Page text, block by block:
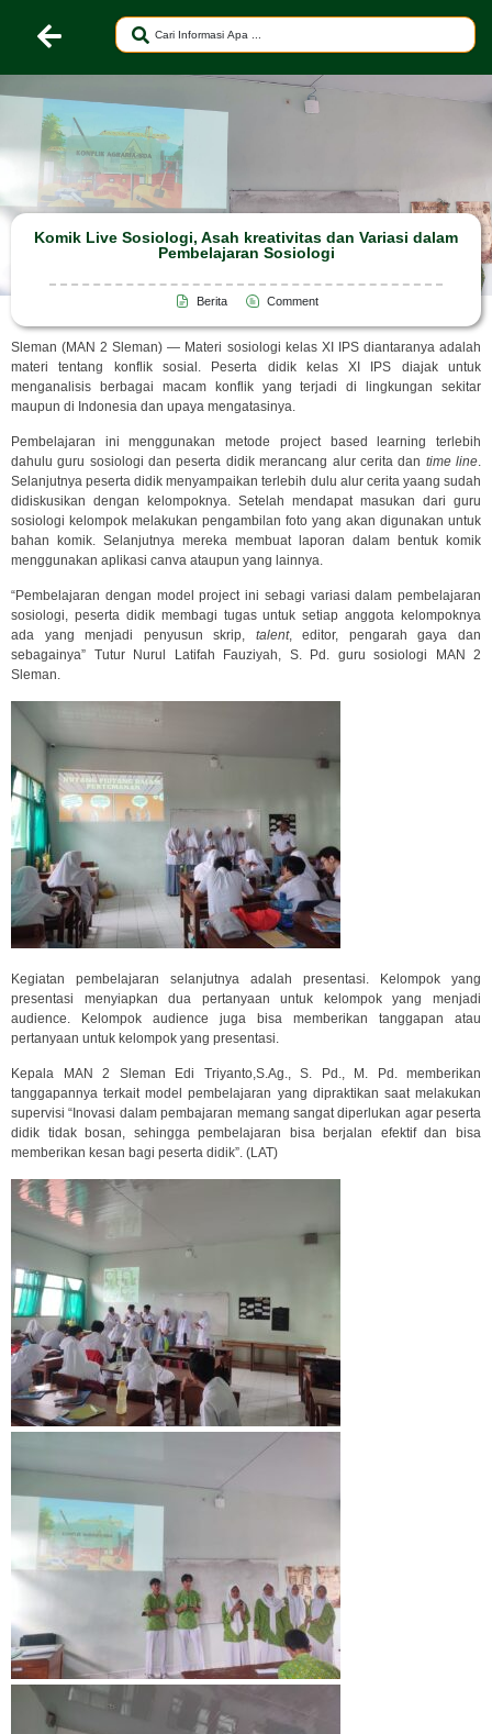
Komik Live Sosiologi, Asah kreativitas dan Variasi dalam
Pembelajaran Sosiologi
Berita Comment
Sleman (MAN 2 Sleman) — Materi sosiologi kelas XI IPS diantaranya adalah
materi tentang konflik sosial. Peserta didik kelas XI IPS diajak untuk
menganalisis berbagai macam konflik yang terjadi di lingkungan sekitar
maupun di Indonesia dan upaya mengatasinya.
Pembelajaran ini menggunakan metode project based learning terlebih
dahulu guru sosiologi dan peserta didik merancang alur cerita dan time line.
Selanjutnya peserta didik menyampaikan terlebih dulu alur cerita yaang sudah
didiskusikan dengan kelompoknya. Setelah mendapat masukan dari guru
sosiologi kelompok melakukan pengambilan foto yang akan digunakan untuk
bahan komik. Selanjutnya mereka membuat laporan dalam bentuk komik
menggunakan aplikasi canva ataupun yang lainnya.
“Pembelajaran dengan model project ini sebagi variasi dalam pembelajaran
sosiologi, peserta didik membagi tugas untuk setiap anggota kelompoknya
ada yang menjadi penyusun skrip, talent, editor, pengarah gaya dan
sebagainya” Tutur Nurul Latifah Fauziyah, S. Pd. guru sosiologi MAN 2
Sleman.
Kegiatan pembelajaran selanjutnya adalah presentasi. Kelompok yang
presentasi menyiapkan dua pertanyaan untuk kelompok yang menjadi
audience. Kelompok audience juga bisa memberikan tanggapan atau
pertanyaan untuk kelompok yang presentasi.
Kepala MAN 2 Sleman Edi Triyanto,S.Ag., S. Pd., M. Pd. memberikan
tanggapannya terkait model pembelajaran yang dipraktikan saat melakukan
supervisi “Inovasi dalam pembajaran memang sangat diperlukan agar peserta
didik tidak bosan, sehingga pembelajaran bisa berjalan efektif dan bisa
memberikan kesan bagi peserta didik”. (LAT)